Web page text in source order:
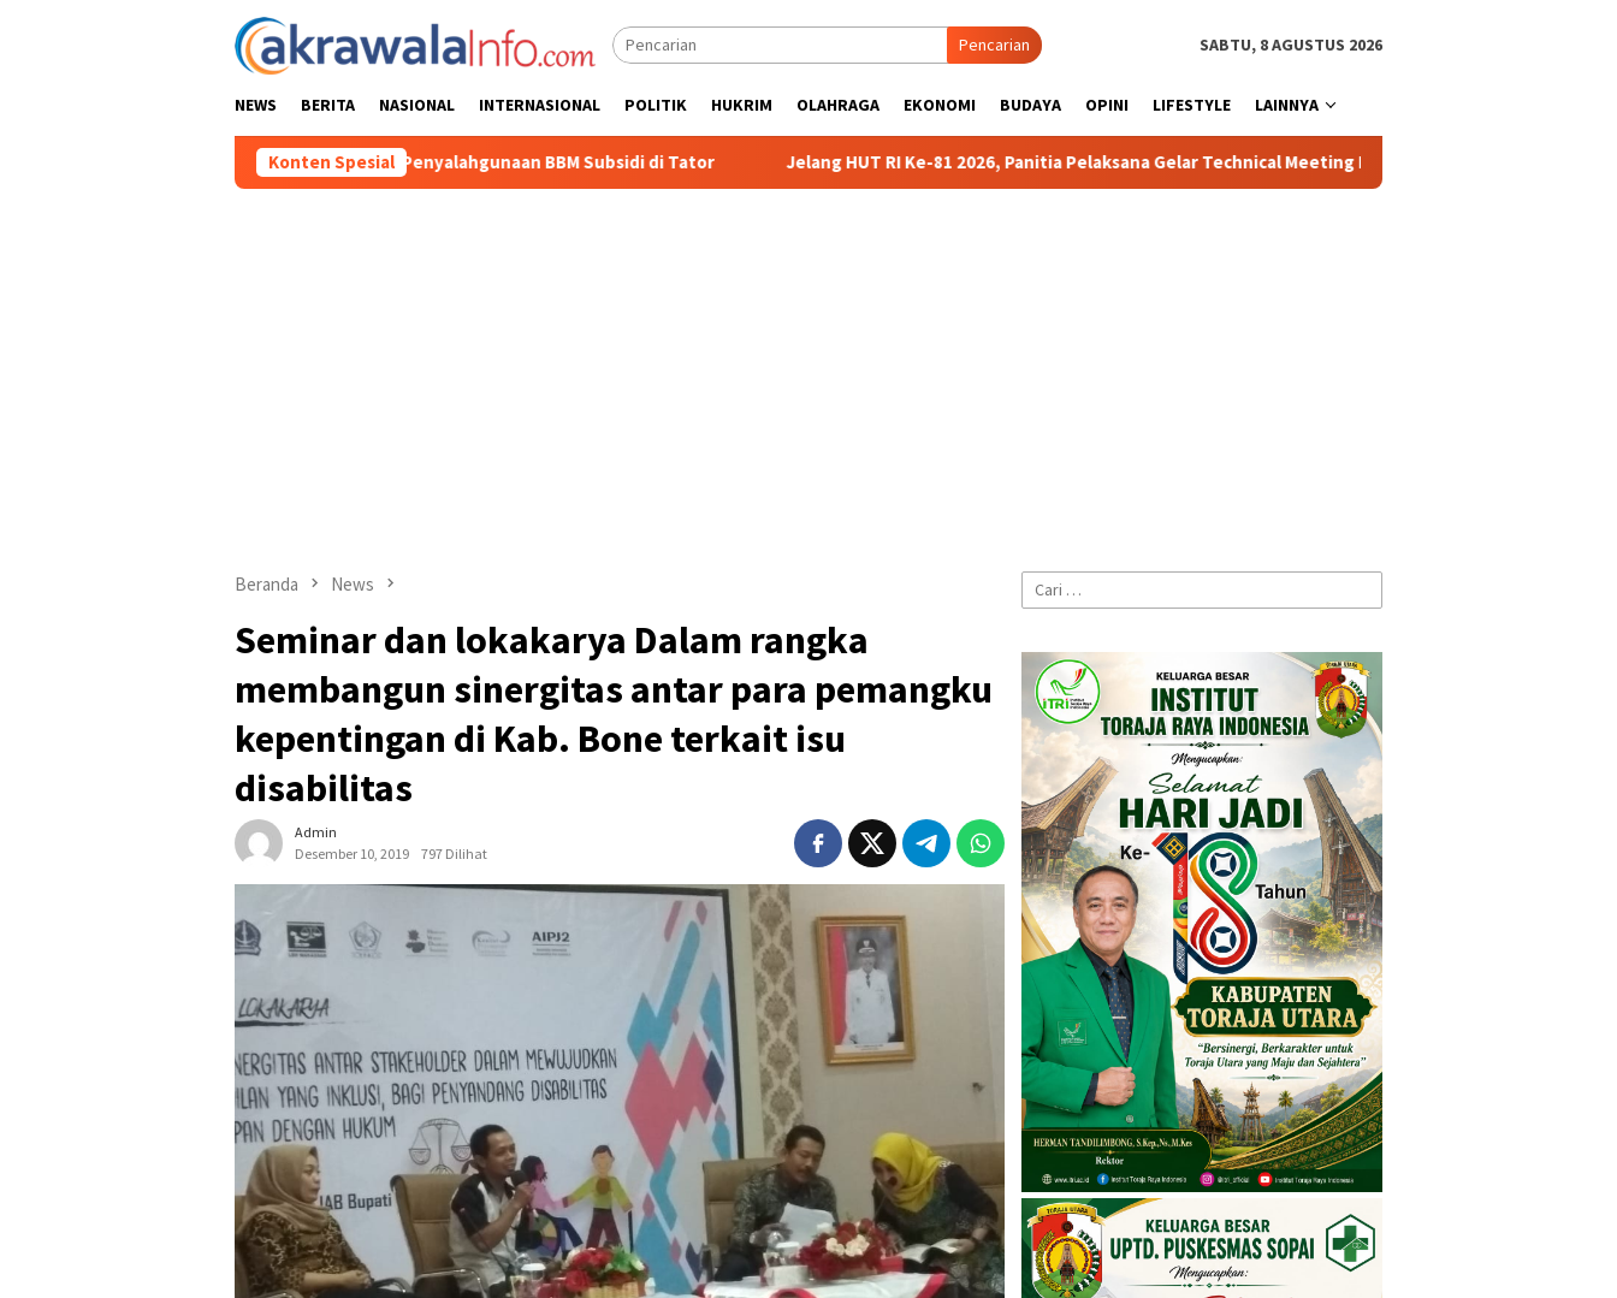
Pencarian SABTU, 8 AGUSTUS 2026
NEWS BERITA NASIONAL INTERNASIONAL POLITIK HUKRIM OLAHRAGA EKONOMI BUDAYA OPINI LIFESTYLE LAINNYA
Konten Spesial
Baru Kasus Penyalahgunaan BBM Subsidi di Tator Jelang HUT RI Ke-81 2026, Panitia Pelaksana Gelar Technical Meeting Pekan Olahraga Tingkat Kecamatan Konda
Beranda News
Seminar dan lokakarya Dalam rangka
membangun sinergitas antar para pemangku
kepentingan di Kab. Bone terkait isu
disabilitas
Admin
Desember 10, 2019
797 Dilihat
Cari
untuk: